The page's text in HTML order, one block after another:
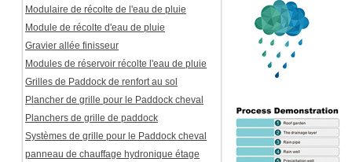
Modulaire de récolte de l'eau de pluie
Module de récolte d'eau de pluie
Gravier allée finisseur
Modules de réservoir récolte l'eau de pluie
Grilles de Paddock de renfort au sol
Plancher de grille pour le Paddock cheval
Planchers de grille de paddock
Systèmes de grille pour le Paddock cheval
panneau de chauffage hydronique étage